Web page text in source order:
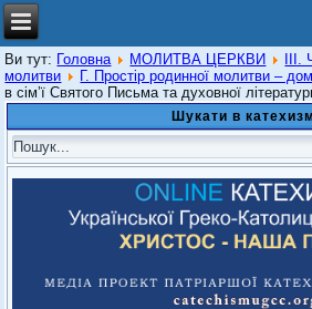
Ви тут: Головна МОЛИТВА ЦЕРКВИ
молитви
Г. Простір родинної молитви –
в сім’ї Святого Письма та духовної
Шукати в